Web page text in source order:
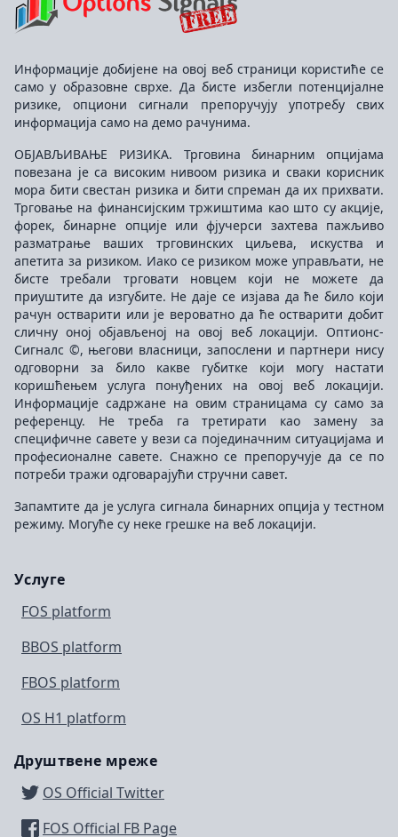
Информације добијене на овој веб страници користиће се
само у образовне сврхе. Да бисте избегли потенцијалне
ризике, опциони сигнали препоручују употребу свих
информација само на демо рачунима.
ОБЈАВЉИВАЊЕ РИЗИКА. Трговина бинарним опцијама
повезана је са високим нивоом ризика и сваки корисник
мора бити свестан ризика и бити спреман да их прихвати.
Трговање на финансијским тржиштима као што су акције,
форек, бинарне опције или фјучерси захтева пажљиво
разматрање ваших трговинских циљева, искуства и
апетита за ризиком. Иако се ризиком може управљати, не
бисте требали трговати новцем који не можете да
приуштите да изгубите. Не даје се изјава да ће било који
рачун остварити или је вероватно да ће остварити добит
сличну оној објављеној на овој веб локацији. Оптионс-
Сигналс ©, његови власници, запослени и партнери нису
одговорни за било какве губитке који могу настати
коришћењем услуга понуђених на овој веб локацији.
Информације садржане на овим страницама су само за
референцу. Не треба га третирати као замену за
специфичне савете у вези са појединачним ситуацијама и
професионалне савете. Снажно се препоручује да се по
потреби тражи одговарајући стручни савет.
Запамтите да је услуга сигнала бинарних опција у тестном
режиму. Могуће су неке грешке на веб локацији.
Услуге
FOS platform
BBOS platform
FBOS platform
OS H1 platform
Друштвене мреже
OS Official Twitter
FOS Official FB Page